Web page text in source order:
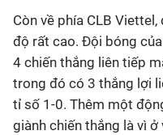
Còn về phía CLB
độ rất cao. Đội bóng
4 chiến thắng liên tiếp
trong đó có 3 thắng lợi
tỉ số 1-0. Thêm một
giành chiến thắng là vì